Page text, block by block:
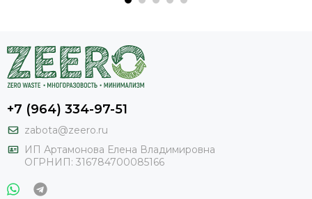
+7 (964) 334-97-51
zabota@zeero.ru
И П Артамонова Елена Владимировна
ОГРНИП: 316784700085166